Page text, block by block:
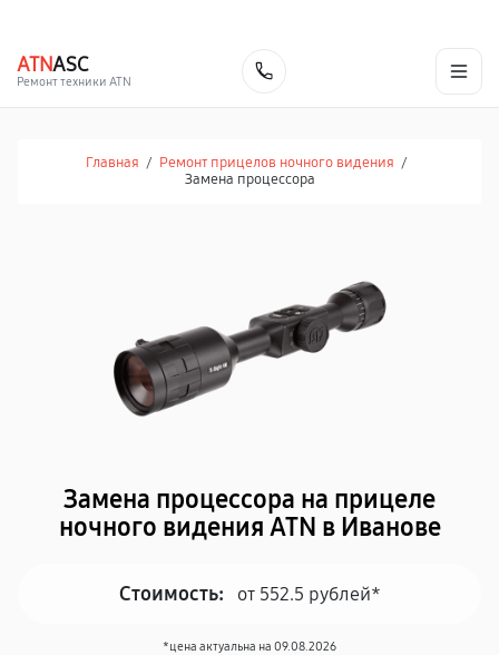
ATNASC
Ремонт техники ATN
Главная / Ремонт прицелов ночного видения /
Замена процессора
Замена процессора на прицеле
ночного видения ATN в Иванове
Стоимость: от 552.5 рублей*
*цена актуальна на 09.08.2026